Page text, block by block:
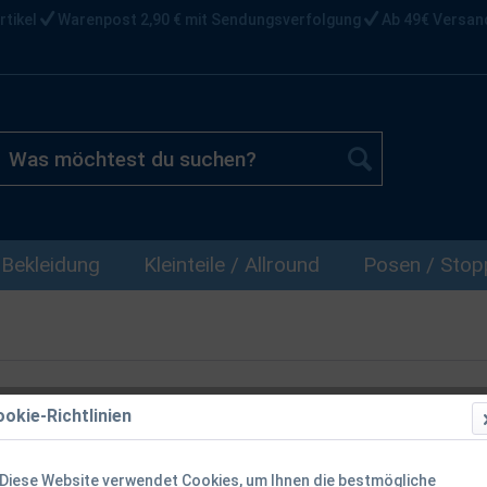
Warenpost 2,90 € mit Sendungsverfolgung Ab 49€
Bekleidung Kleinteile / Allround Posen /
Richtlinien
Diese Website verwendet Cookies, um Ihnen die bestmögliche